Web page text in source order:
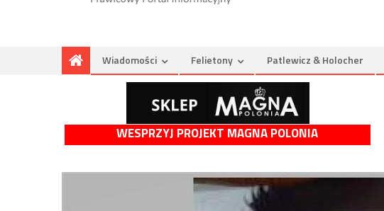
Wiadomości Felietony Patlewicz & Holocher
WESPRZYJ PROJEKT MAGNA POLONIA